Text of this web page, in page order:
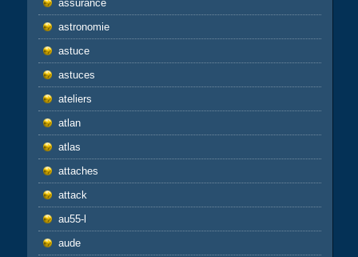
assurance
astronomie
astuce
astuces
ateliers
atlan
atlas
attaches
attack
au55-l
aude